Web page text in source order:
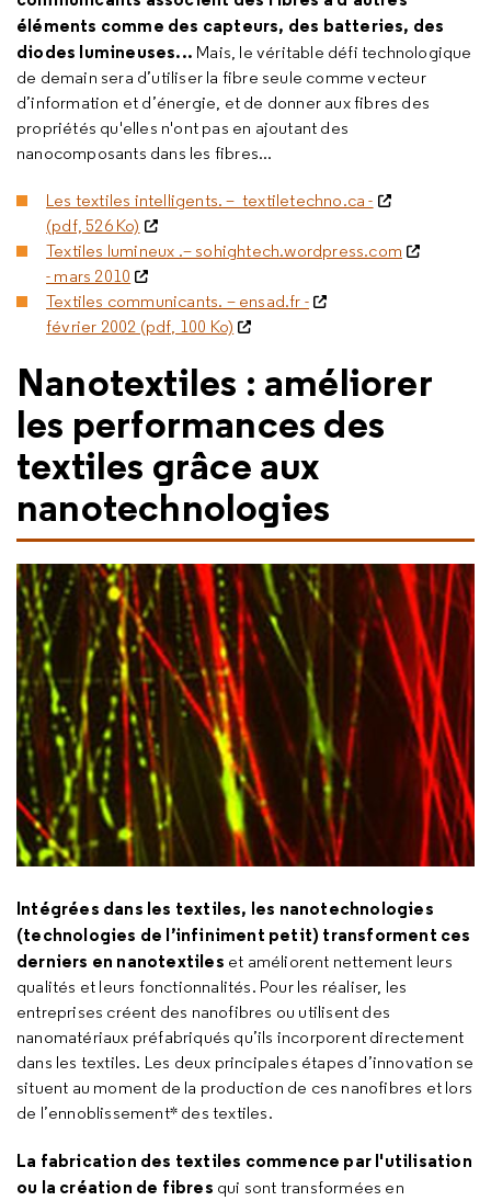
éléments comme des capteurs, des batteries, des
diodes lumineuses... Mais, le véritable défi technologique
de demain sera d’utiliser la fibre seule comme vecteur
d’information et d’énergie, et de donner aux fibres des
propriétés qu'elles n'ont pas en ajoutant des
nanocomposants dans les fibres...
Les textiles intelligents. – textiletechno.ca -
(pdf, 526 Ko)
Textiles lumineux .– sohightech.wordpress.com
- mars 2010
Textiles communicants. – ensad.fr -
février 2002 (pdf, 100 Ko)
Nanotextiles : améliorer
les performances des
textiles grâce aux
nanotechnologies
Intégrées dans les textiles, les nanotechnologies
(technologies de l’infiniment petit) transforment ces
derniers en nanotextiles et améliorent nettement leurs
qualités et leurs fonctionnalités. Pour les réaliser, les
entreprises créent des nanofibres ou utilisent des
nanomatériaux préfabriqués qu’ils incorporent directement
dans les textiles. Les deux principales étapes d’innovation se
situent au moment de la production de ces nanofibres et lors
de l’ennoblissement* des textiles.
La fabrication des textiles commence par l'utilisation
ou la création de fibres qui sont transformées en